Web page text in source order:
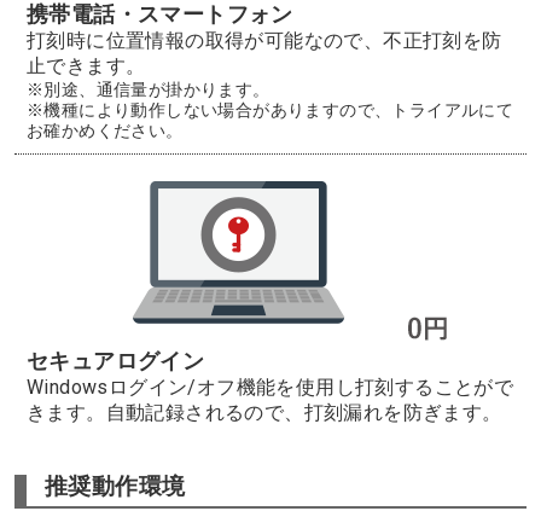
携帯電話・スマートフォン
打刻時に位置情報の取得が可能なので、不正打刻を防
止できます。
※別途、通信量が掛かります。
※機種により動作しない場合がありますので、トライアルにて
お確かめください。
セキュアログイン
Windowsログイン/オフ機能を使用し打刻することがで
きます。自動記録されるので、打刻漏れを防ぎます。
推奨動作環境